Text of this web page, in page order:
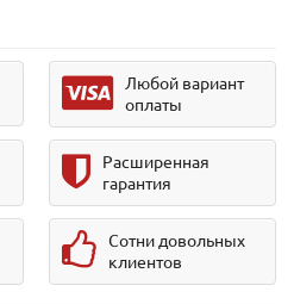
Любой вариант
оплаты
Расширенная
гарантия
Сотни довольных
клиентов